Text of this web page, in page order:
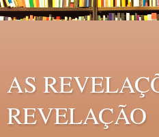
AS
REVELAÇÃO